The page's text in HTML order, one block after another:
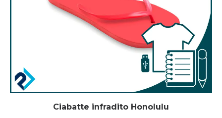
Ciabatte infradito Honolulu